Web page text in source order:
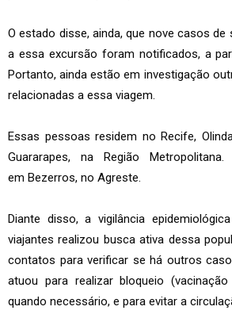
O estado disse, ainda, que nove casos
a essa excursão foram notificados, a
Portanto, ainda estão em investigação
relacionadas a essa viagem.
Essas pessoas residem no Recife,
Guararapes, na Região
em Bezerros, no Agreste.
Diante disso, a vigilância
viajantes realizou busca ativa dessa
contatos para verificar se há outros
atuou para realizar bloqueio
quando necessário, e para evitar a